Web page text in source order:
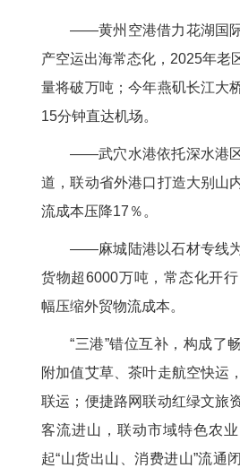
——黄州空港借力花湖国
产空运出海常态化，2025年老
量将破万吨；今年燕矶长江大
15分钟直达机场。
——武穴水港依托深水港
道，联动省外港口打造大别山
流成本压降17％。
——麻城陆港以石材专线
货物超6000万吨，常态化开
幅压缩外贸物流成本。
“三港”错位互补，构成了
附加值艾草、茶叶走航空快运
联运；便捷路网联动红绿文旅
客流进山，联动市域特色农
起“山货出山、消费进山”流通